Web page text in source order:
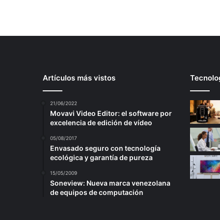
Artículos más vistos
21/06/2022
Movavi Video Editor: el software por
excelencia de edición de vídeo
05/08/2017
Envasado seguro con tecnología
ecológica y garantía de pureza
15/05/2009
Soneview: Nueva marca venezolana
de equipos de computación